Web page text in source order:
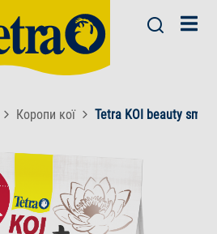
Коропи кої Tetra KOI beauty small